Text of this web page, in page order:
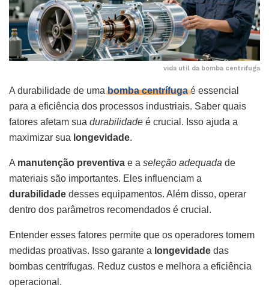
vida util da bomba centrifuga
A durabilidade de umabomba centrífuga é essencial
para a eficiência dos processos industriais. Saber quais
fatores afetam sua durabilidade é crucial. Isso ajuda a
maximizar sua longevidade.
A manutenção preventiva e a seleção adequada de
materiais são importantes. Eles influenciam a
durabilidade desses equipamentos. Além disso, operar
dentro dos parâmetros recomendados é crucial.
Entender esses fatores permite que os operadores tomem
medidas proativas. Isso garante a longevidade das
bombas centrífugas. Reduz custos e melhora a eficiência
operacional.